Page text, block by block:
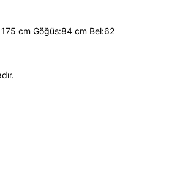
cm Göğüs:84 cm Bel:62